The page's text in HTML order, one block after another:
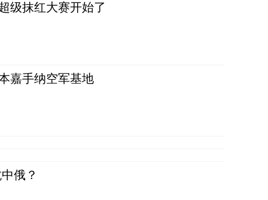
级抹红大赛开始了
嘉手纳空军基地
俄？